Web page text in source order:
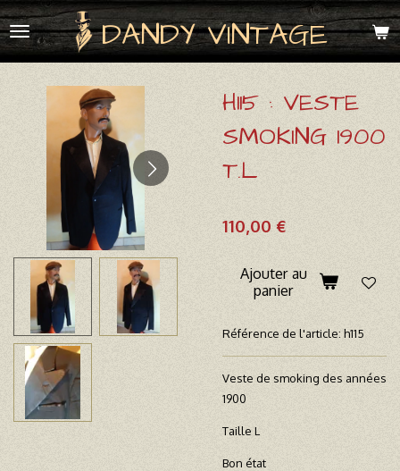
Passer
au
contenu
DANDY VINTAGE
H115 : VESTE
SMOKING 1900
T.L
110,00 €
Ajouter au
panier
Référence de l'article: h115
Veste de smoking des années
1900
Taille L
Bon état